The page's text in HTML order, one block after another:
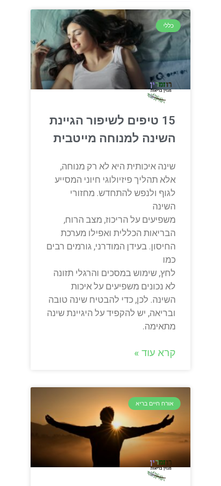
כללי
15 טיפים לשיפור הגיינת
השינה למנוחה מייטבית
שינה איכותית היא לא רק מנוחה,
אלא תהליך פיזיולוגי חיוני המסייע
לגוף ולנפש להתחדש. מחזורי
השינה
משפיעים על הריכוז, מצב הרוח,
הבריאות הכללית ואפילו מערכת
החיסון. בעידן המודרני, גורמים רבים
כמו
לחץ, שימוש במסכים והרגלי תזונה
לא נכונים משפיעים על איכות
השינה. לכן, כדי להבטיח שינה טובה
ובריאה, יש להקפיד על היגיינת שינה
מתאימה.
קרא עוד »
אורח חיים בריא